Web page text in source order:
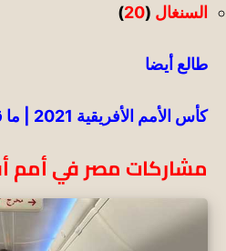
السنغال (
20
)
طالع أيضا
كأس الأمم الأفريقية 2021 | ما قبل مباراة الافتتاح
مشاركات مصر في أمم